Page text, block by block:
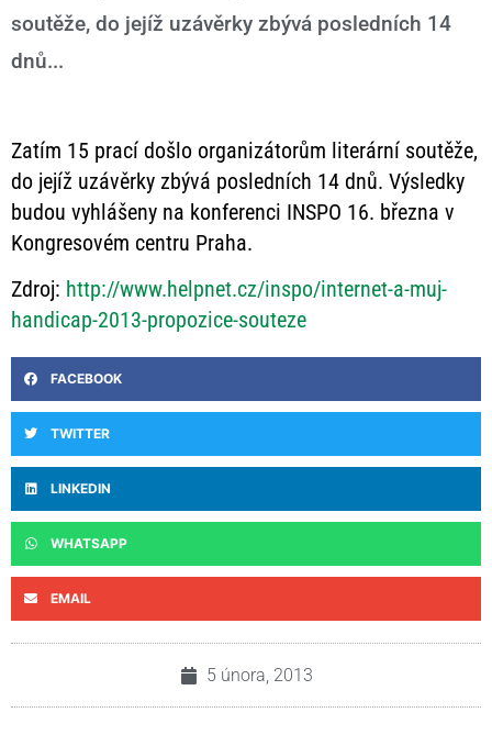
soutěže, do jejíž uzávěrky zbývá posledních 14
dnů...
Zatím 15 prací došlo organizátorům literární soutěže,
do jejíž uzávěrky zbývá posledních 14 dnů. Výsledky
budou vyhlášeny na konferenci INSPO 16. března v
Kongresovém centru Praha.
Zdroj: http://www.helpnet.cz/inspo/internet-a-muj-
handicap-2013-propozice-souteze
FACEBOOK
TWITTER
LINKEDIN
WHATSAPP
EMAIL
5 února, 2013